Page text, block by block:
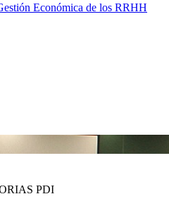
Económica de los RRHH
PDI